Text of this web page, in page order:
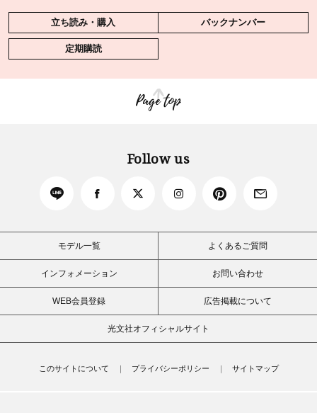
立ち読み・購入 バックナンバー
定期購読
Page top
Follow us
モデル一覧 よくあるご質問
インフォメーション お問い合わせ
WEB会員登録 広告掲載について
光文社オフィシャルサイト
このサイトについて プライバシーポリシー サイトマップ